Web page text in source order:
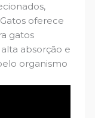
oferece
gatos
absorção e
organismo